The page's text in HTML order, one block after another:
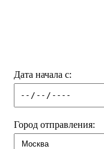
Дата начала с:
Город отправления: